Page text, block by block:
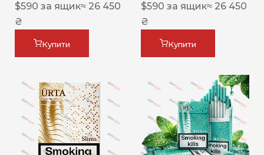
$590 за ящик≈ 26 450
₴
Купити
$590 за ящик≈ 26 450
₴
Купити